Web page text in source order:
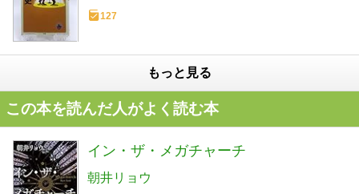
127
もっと見る
この本を読んだ人がよく読む本
イン・ザ・メガチャーチ
朝井リョウ